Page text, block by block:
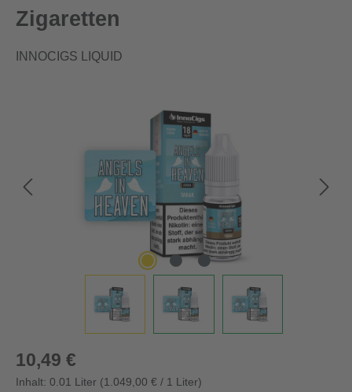
Zigaretten
INNOCIGS LIQUID
Regulärer Preis:
10,49 €
Inhalt: 0.01 Liter (1.049,00 € / 1 Liter)